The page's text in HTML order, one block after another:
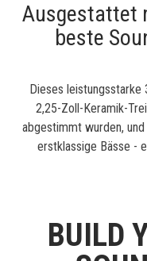
Ausgestattet
beste
Dieses
2,25-Zoll-Keramik-
abgestimmt wurden,
erstklassige Bässe -
BUILD